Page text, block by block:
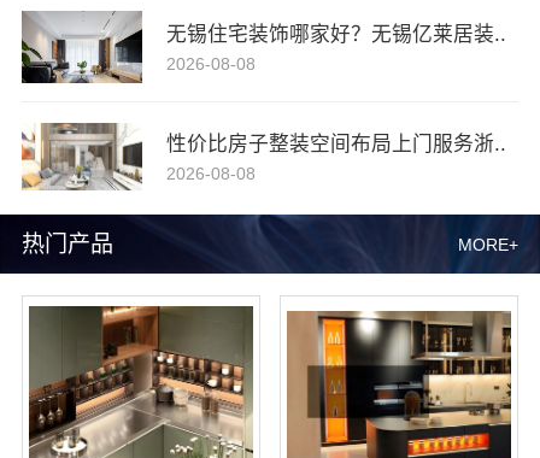
热门产品 MORE+
无锡住宅装饰哪家好？无锡亿莱居装..
2026-08-08
性价比房子整装空间布局上门服务浙..
2026-08-08